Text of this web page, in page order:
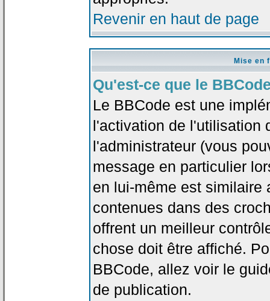
Revenir en haut de page
Mise en
Qu'est-ce que le
Le BBCode est une
l'activation de l'utilisation
l'administrateur (vous
message en particulier
en lui-même est similaire
contenues dans des
offrent un meilleur
chose doit être affiché.
BBCode, allez voir le
de publication.